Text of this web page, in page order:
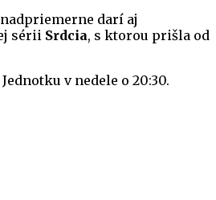
darí aj
sérii Srdcia, s ktorou prišla od
v nedele o 20:30.